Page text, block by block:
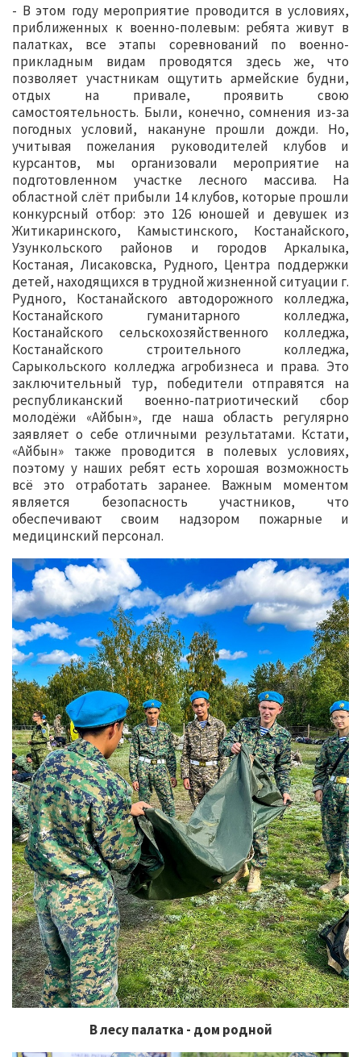
- В этом году мероприятие проводится в условиях,
приближенных к военно-полевым: ребята живут в
палатках, все этапы соревнований по военно-
прикладным видам проводятся здесь же, что
позволяет участникам ощутить армейские будни,
отдых на привале, проявить свою
самостоятельность. Были, конечно, сомнения из-за
погодных условий, накануне прошли дожди. Но,
учитывая пожелания руководителей клубов и
курсантов, мы организовали мероприятие на
подготовленном участке лесного массива. На
областной слёт прибыли 14 клубов, которые прошли
конкурсный отбор: это 126 юношей и девушек из
Житикаринского, Камыстинского, Костанайского,
Узункольского районов и городов Аркалыка,
Костаная, Лисаковска, Рудного, Центра поддержки
детей, находящихся в трудной жизненной ситуации г.
Рудного, Костанайского автодорожного колледжа,
Костанайского гуманитарного колледжа,
Костанайского сельскохозяйственного колледжа,
Костанайского строительного колледжа,
Сарыкольского колледжа агробизнеса и права. Это
заключительный тур, победители отправятся на
республиканский военно-патриотический сбор
молодёжи «Айбын», где наша область регулярно
заявляет о себе отличными результатами. Кстати,
«Айбын» также проводится в полевых условиях,
поэтому у наших ребят есть хорошая возможность
всё это отработать заранее. Важным моментом
является безопасность участников, что
обеспечивают своим надзором пожарные и
медицинский персонал.
В лесу палатка - дом родной